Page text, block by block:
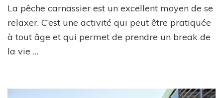
pêche
carnassier:
excellent
La pêche carnassier est un excellent moyen de se
relaxer. C’est une activité qui peut être pratiquée
à tout âge et qui permet de prendre un break de
la vie …